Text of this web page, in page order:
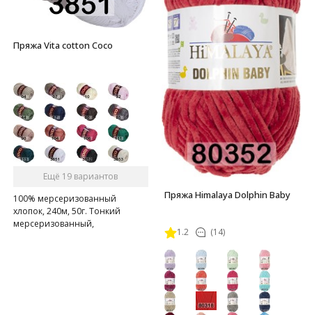
Пряжа Vita cotton Coco
Ещё 19 вариантов
100% мерсеризованный
хлопок, 240м, 50г. Тонкий
мерсеризованный,
Пряжа Himalaya Dolphin Baby
1.2 (14)